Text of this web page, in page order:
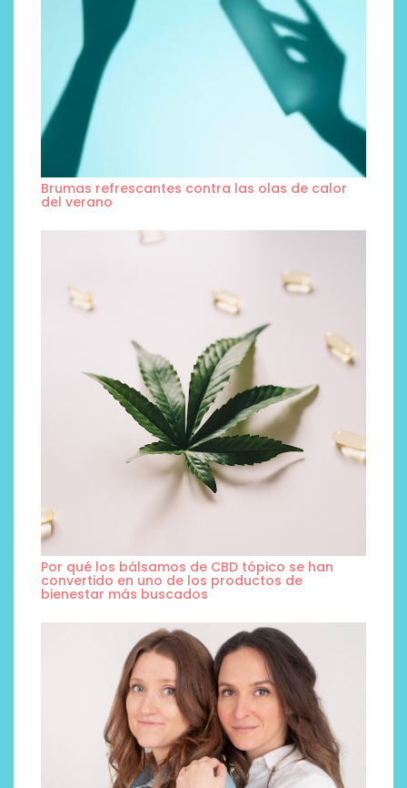
Brumas refrescantes contra las olas de calor
del verano
Por qué los bálsamos de CBD tópico se han
convertido en uno de los productos de
bienestar más buscados